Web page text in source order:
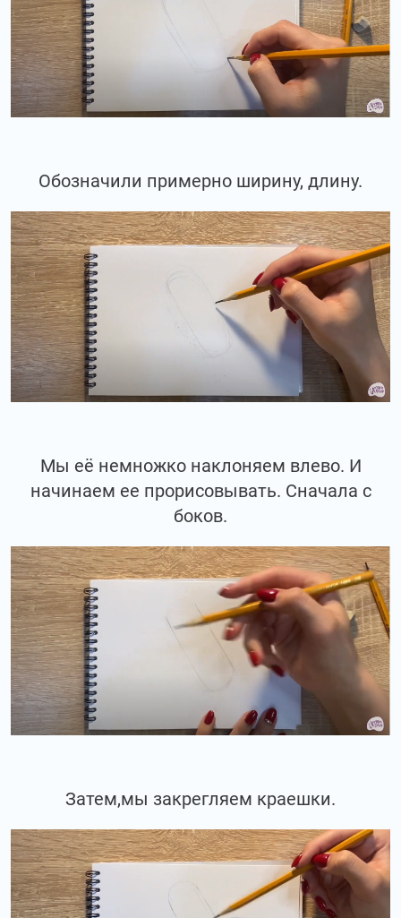
Обозначили примерно ширину, длину.
Мы её немножко наклоняем влево. И
начинаем ее прорисовывать. Сначала с
боков.
Затем,мы закрегляем краешки.